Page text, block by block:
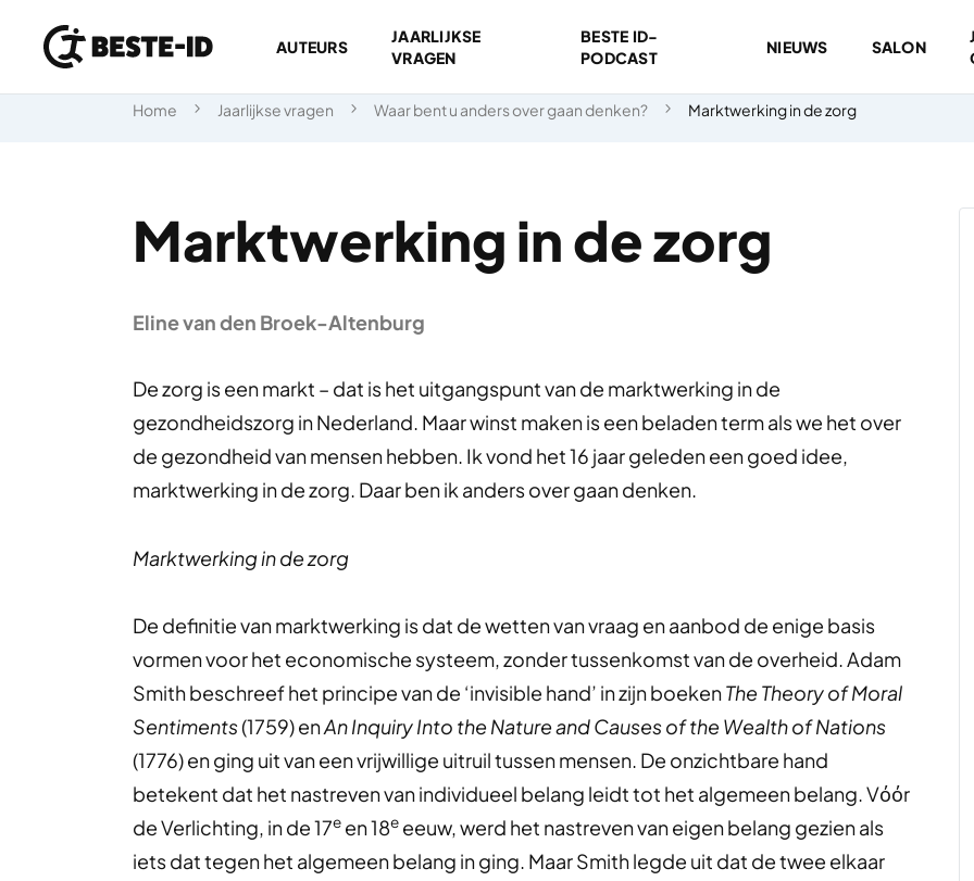
Ga naar inhoud
AUTEURS
JAARLIJKSE
VRAGEN
BESTE ID-
PODCAST
NIEUWS SALON
Home Jaarlijkse vragen Waar bent u anders over gaan denken? Marktwerking in de zorg
Marktwerking in de zorg
Eline van den Broek-Altenburg
De zorg is een markt – dat is het uitgangspunt van de marktwerking in de
gezondheidszorg in Nederland. Maar winst maken is een beladen term als we het over
de gezondheid van mensen hebben. Ik vond het 16 jaar geleden een goed idee,
marktwerking in de zorg. Daar ben ik anders over gaan denken.
Marktwerking in de zorg
De definitie van marktwerking is dat de wetten van vraag en aanbod de enige basis
vormen voor het economische systeem, zonder tussenkomst van de overheid. Adam
Smith beschreef het principe van de ‘invisible hand’ in zijn boekenThe Theory of Moral
Sentiments(1759) enAn Inquiry Into the Nature and Causes of the Wealth of Nations
(1776) en ging uit van een vrijwillige uitruil tussen mensen. De onzichtbare hand
betekent dat het nastreven van individueel belang leidt tot het algemeen belang. Vόόr
de Verlichting, in de 17e en 18e eeuw, werd het nastreven van eigen belang gezien als
iets dat tegen het algemeen belang in ging. Maar Smith legde uit dat de twee elkaar